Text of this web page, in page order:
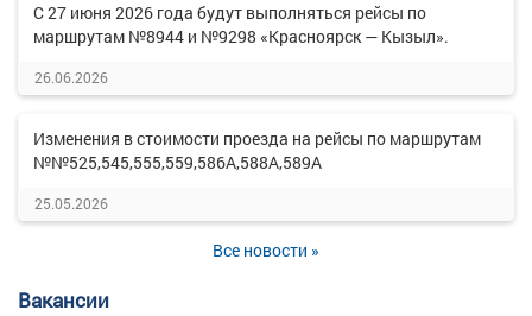
С 27 июня 2026 года будут выполняться рейсы по
маршрутам №8944 и №9298 «Красноярск — Кызыл».
26.06.2026
Изменения в стоимости проезда на рейсы по маршрутам
№№525,545,555,559,586А,588А,589А
25.05.2026
Все новости »
Вакансии